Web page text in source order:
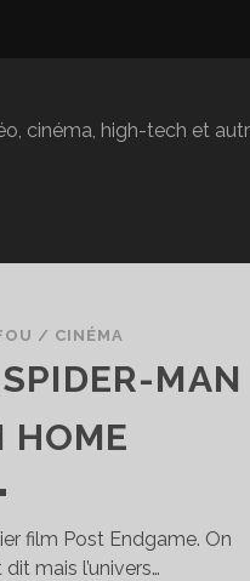
cinéma, high-tech et
/ CINÉMA
MAN
HOME
film Post Endgame. On
mais l’univers…